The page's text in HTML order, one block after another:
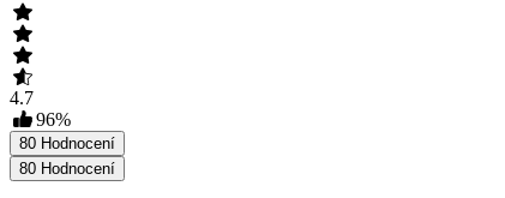
4.7
96%
80 Hodnocení
80 Hodnocení